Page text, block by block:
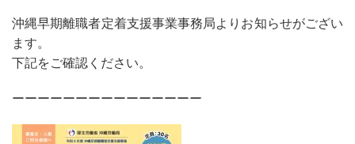
沖縄早期離職者定着支援事業事務局よりお知らせがござい
ます。
下記をご確認ください。
ーーーーーーーーーーーーーーー